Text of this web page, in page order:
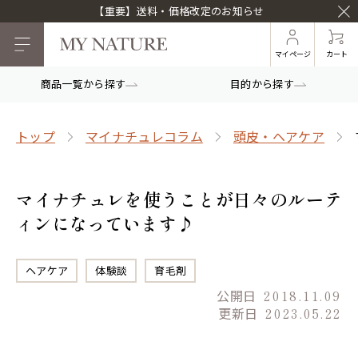
【重要】送料・価格改定のお知らせ
マイページ カート
商品一覧から探す 目的から探す
トップ マイナチュレコラム 頭皮・ヘアケア
マイナチュレを使うことが日々のルーテ
ィンになっています♪
ヘアケア 体験談 育毛剤
公開日 2018.11.09
更新日 2023.05.22